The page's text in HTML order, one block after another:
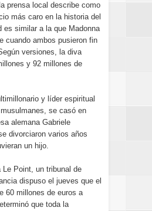
prensa local describe como
más caro en la historia del
similar a la que Madonna
cuando ambos pusieron fin
versiones, la diva
y 92 millones de
y líder espiritual
se casó en
alemana Gabriele
divorciaron varios años
un hijo.
Point, un tribunal de
dispuso el jueves que el
60 millones de euros a
que toda la